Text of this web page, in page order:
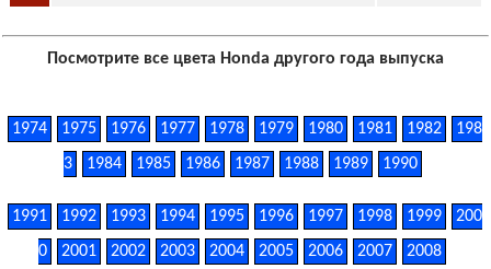
Посмотрите все цвета Honda другого года выпуска
1974 1975 1976 1977 1978 1979 1980 1981 1982
198
3
1984 1985 1986 1987 1988 1989 1990
1991 1992 1993 1994 1995 1996 1997 1998 1999
200
0
2001 2002 2003 2004 2005 2006 2007 2008